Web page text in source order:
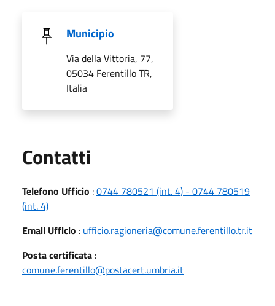
Municipio
Via della Vittoria, 77,
05034 Ferentillo TR,
Italia
Contatti
Telefono Ufficio :0744 780521 (int. 4) - 0744 780519
(int. 4)
Email Ufficio : ufficio.ragioneria@comune.ferentillo.tr.it
Posta certificata :
comune.ferentillo@postacert.umbria.it